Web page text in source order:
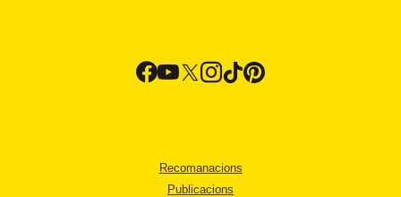
Recomanacions
Publicacions